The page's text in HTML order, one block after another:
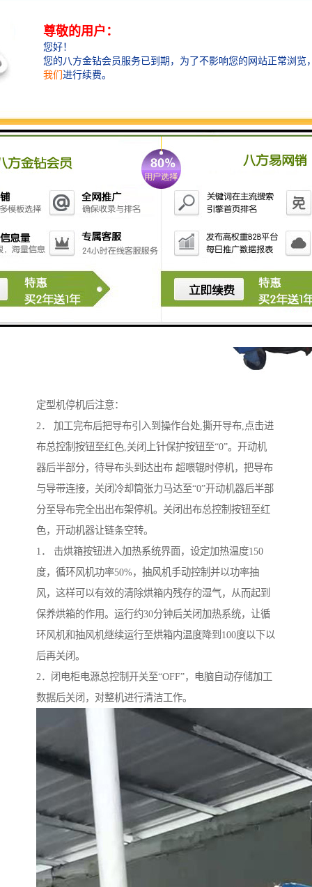
定型机停机后注意：
2． 加工完布后把导布引入到操作台处,撕开导布,点击进
布总控制按钮至红色,关闭上针保护按钮至“0”。开动机
器后半部分，待导布头到达出布 超喂辊时停机，把导布
与导带连接，关闭冷却筒张力马达至“0”开动机器后半部
分至导布完全出出布架停机。关闭出布总控制按钮至红
色，开动机器让链条空转。
1． 击烘箱按钮进入加热系统界面，设定加热温度150
度，循环风机功率50%，抽风机手动控制并以功率抽
风，这样可以有效的清除烘箱内残存的湿气，从而起到
保养烘箱的作用。运行约30分钟后关闭加热系统，让循
环风机和抽风机继续运行至烘箱内温度降到100度以下以
后再关闭。
2．闭电柜电源总控制开关至“OFF”，电脑自动存储加工
数据后关闭，对整机进行清洁工作。